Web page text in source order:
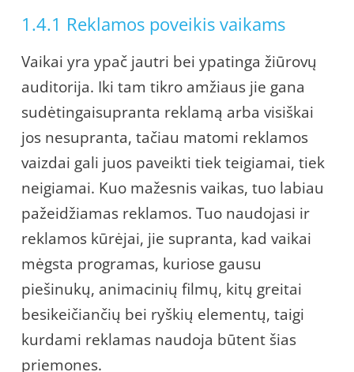
1.4.1 Reklamos poveikis vaikams
Vaikai yra ypač jautri bei ypatinga žiūrovų
auditorija. Iki tam tikro amžiaus jie gana
sudėtingaisupranta reklamą arba visiškai
jos nesupranta, tačiau matomi reklamos
vaizdai gali juos paveikti tiek teigiamai, tiek
neigiamai. Kuo mažesnis vaikas, tuo labiau
pažeidžiamas reklamos. Tuo naudojasi ir
reklamos kūrėjai, jie supranta, kad vaikai
mėgsta programas, kuriose gausu
piešinukų, animacinių filmų, kitų greitai
besikeičiančių bei ryškių elementų, taigi
kurdami reklamas naudoja būtent šias
priemones.